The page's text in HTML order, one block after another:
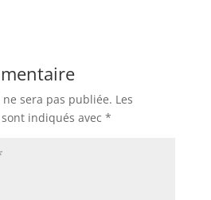
sera pas publiée. Les
indiqués avec *